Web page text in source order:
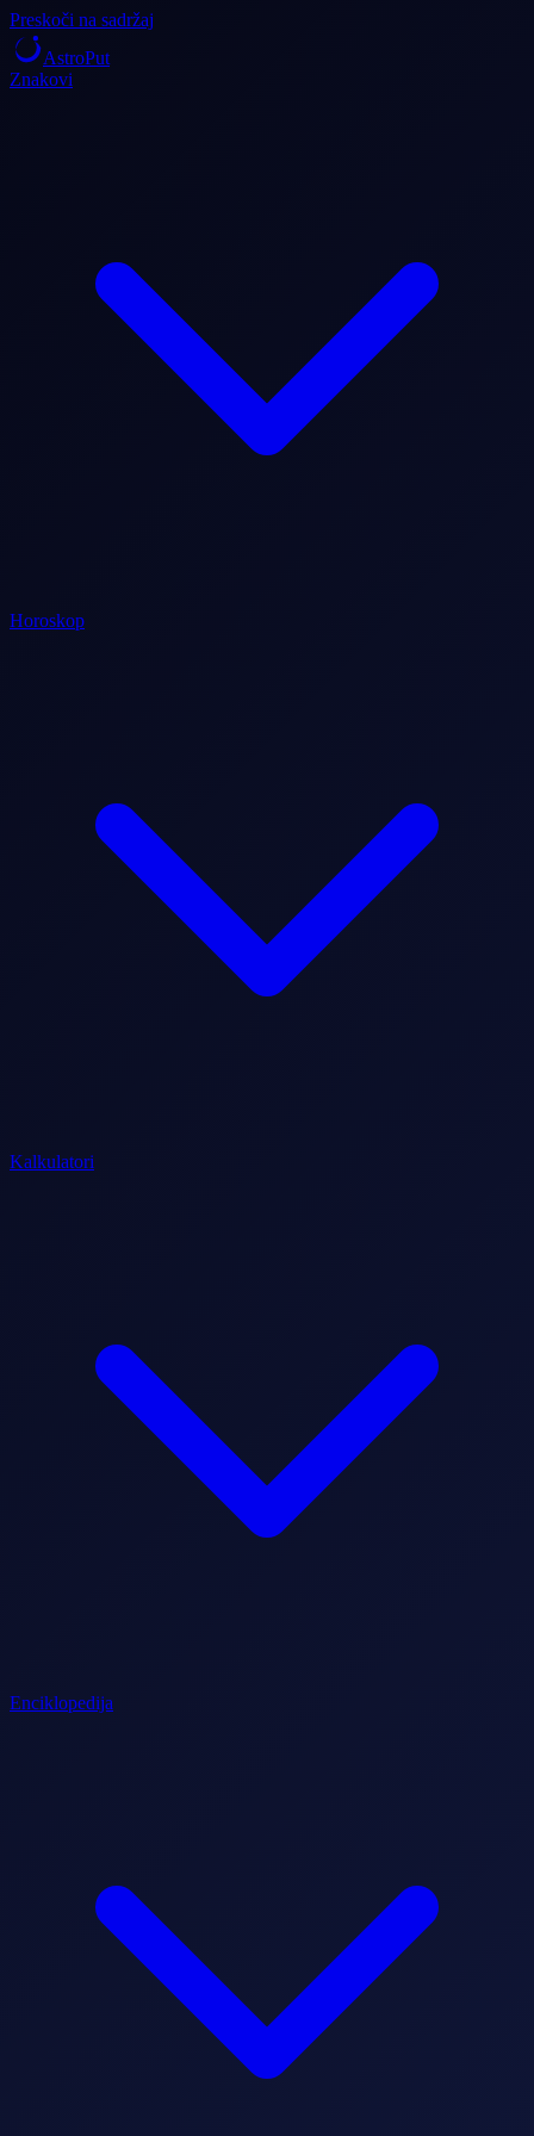
Preskoči na sadržaj
AstroPut
Znakovi
Horoskop
Kalkulatori
Enciklopedija